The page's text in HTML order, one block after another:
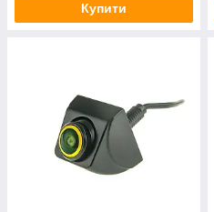
Купити